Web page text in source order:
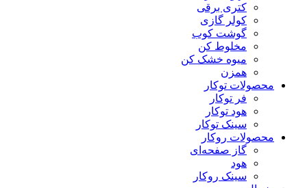
کتری برقی
کولر گازی
گوشت کوب
مخلوط کن
میوه خشک کن
همزن
محصولات توکار
فر توکار
هود توکار
سینک توکار
محصولات روکار
گاز صفحه‌ای
هود
سینک روکار